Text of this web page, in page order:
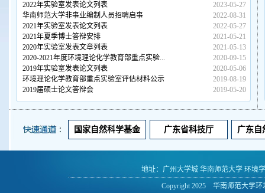
2022年实验室发表论文列表
2023-05-27
华南师范大学非事业编制人员招聘启事
2022-08-31
2021年实验室发表论文列表
2022-05-27
2021年夏季博士答辩安排
2021-05-21
2020年实验室发表文章列表
2021-05-13
2020-2021年度环境理论化学教育部重点实验...
2020-09-15
2019年实验室发表论文列表
2020-05-06
环境理论化学教育部重点实验室评估材料公示
2019-08-19
2019届硕士论文答辩会
2019-05-20
国家自然科学基金 广东省科技厅 广东自
地址：广州大学城 华南师范大学 环境
Copyright 2025 华南师范大学环